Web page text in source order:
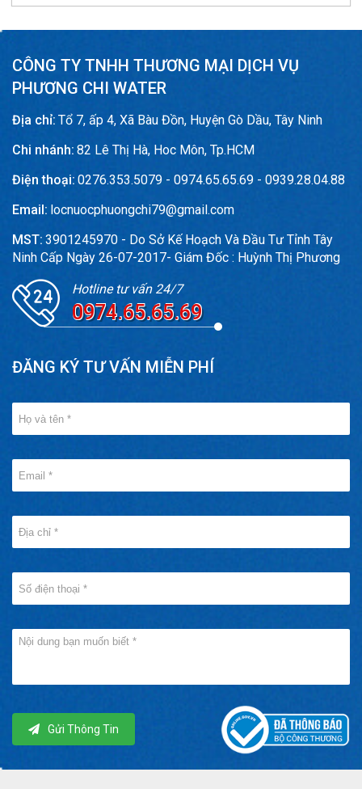
CÔNG TY TNHH THƯƠNG MẠI DỊCH VỤ
PHƯƠNG CHI WATER
Địa chỉ: Tổ 7, ấp 4, Xã Bàu Đồn, Huyện Gò Dầu, Tây Ninh
Chi nhánh: 82 Lê Thị Hà, Hoc Môn, Tp.HCM
Điện thoại: 0276.353.5079 - 0974.65.65.69 - 0939.28.04.88
Email: locnuocphuongchi79@gmail.com
MST: 3901245970 - Do Sở Kế Hoạch Và Đầu Tư Tỉnh Tây
Ninh Cấp Ngày 26-07-2017- Giám Đốc : Huỳnh Thị Phương
Hotline tư vấn 24/7
0974.65.65.69
ĐĂNG KÝ TƯ VẤN MIỄN PHÍ
Gửi Thông Tin